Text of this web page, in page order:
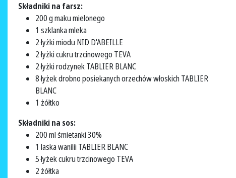
Składniki na farsz:
200 g maku mielonego
1 szklanka mleka
2 łyżki miodu NID D'ABEILLE
2 łyżki cukru trzcinowego TEVA
2 łyżki rodzynek TABLIER BLANC
8 łyżek drobno posiekanych orzechów włoskich TABLIER
BLANC
1 żółtko
Składniki na sos:
200 ml śmietanki 30%
1 laska wanilii TABLIER BLANC
5 łyżek cukru trzcinowego TEVA
2 żółtka